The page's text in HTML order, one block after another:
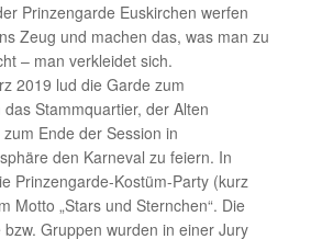
Prinzengarde Euskirchen werfen
Zeug und machen das, was man zu
– man verkleidet sich.
2019 lud die Garde zum
Stammquartier, der Alten
Ende der Session in
den Karneval zu feiern. In
Prinzengarde-Kostüm-Party (kurz
Motto „Stars und Sternchen“. Die
Gruppen wurden in einer Jury